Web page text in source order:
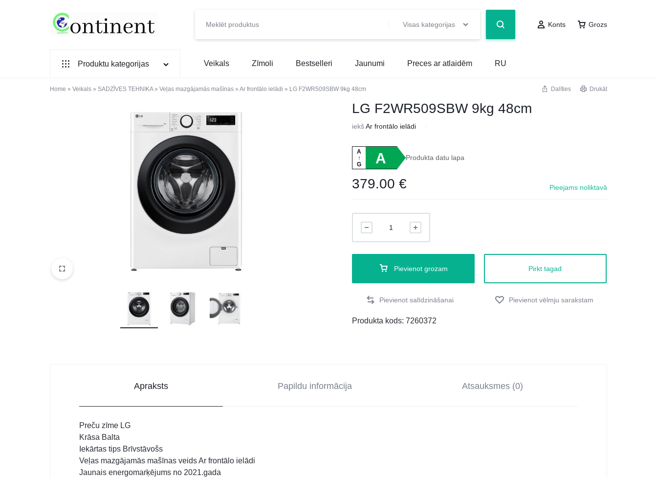
PREČU
INTERNETVEIKALS
Visas kategorijas Konts Grozs
Produktu kategorijas
SADZĪVES TEHNIKA
MAZĀ SADZĪVES TEHNIKA
SKAISTUMAM UN VESELĪBAI
KLIMATAM
SILTUMNĪCAS UN TO PIEDERUMI
Veikals Zīmoli Bestselleri Jaunumi Preces ar atlaidēm RU
Home » Veikals » SADZĪVES TEHNIKA» Veļas mazgājamās mašīnas » Ar frontālo ielādi » LG F2WR509SBW 9kg 48cm Dalīties Drukāt
LG F2WR509SBW 9kg 48cm
iekšAr frontālo ielādi
A
↑
G
A Produkta datu lapa
379.00€ Pieejams noliktavā
Pievienot grozam Pirkt tagad
Produkta kods:7260372
Apraksts Papildu informācija Atsauksmes (0)
Preču zīme LG
Krāsa Balta
Iekārtas tips Brīvstāvošs
Veļas mazgājamās mašīnas veids Ar frontālo ielādi
Jaunais energomarķējums no 2021.gada